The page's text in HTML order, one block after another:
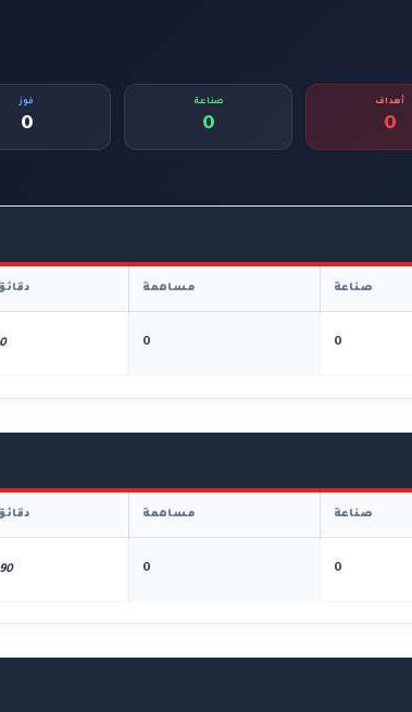
أهداف
0
صناعة
0
فوز
0
صناعة مساهمة
0
0
0'
صناعة مساهمة
0
0
90'